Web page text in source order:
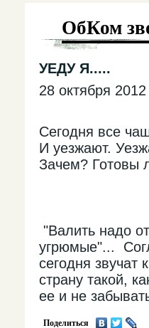
ОбКом
УЕДУ Я.....
28 октября 2012
Сегодня все
И уезжают.
Зачем? Готовы
"Валить надо
угрюмые"...
сегодня
страну такой,
ее и не
Поделиться